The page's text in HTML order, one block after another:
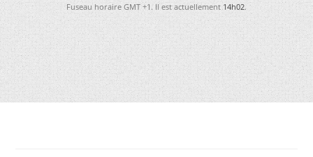
Fuseau horaire GMT +1. Il est actuellement14h02.